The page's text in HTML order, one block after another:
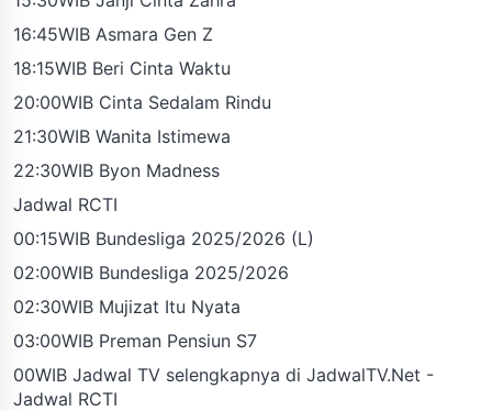
16:45WIB Asmara Gen Z
18:15WIB Beri Cinta Waktu
20:00WIB Cinta Sedalam Rindu
21:30WIB Wanita Istimewa
22:30WIB Byon Madness
Jadwal RCTI
00:15WIB Bundesliga 2025/2026 (L)
02:00WIB Bundesliga 2025/2026
02:30WIB Mujizat Itu Nyata
03:00WIB Preman Pensiun S7
00WIB Jadwal TV selengkapnya di JadwalTV.Net -
Jadwal RCTI